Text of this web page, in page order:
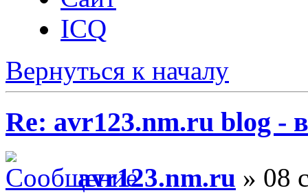
ICQ
Вернуться к началу
Re: avr123.nm.ru blog -
avr123.nm.ru » 08